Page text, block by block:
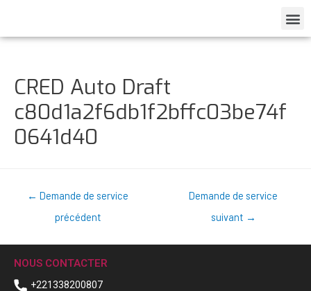
CRED Auto Draft
c80d1a2f6db1f2bffc03be74f
0641d40
← Demande de service
précédent
Demande de service
suivant →
NOUS CONTACTER
+221338200807